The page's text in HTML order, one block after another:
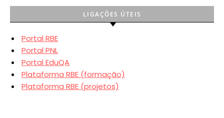
LIGAÇÕES ÚTEIS
Portal RBE
Portal PNL
Portal EduQA
Plataforma RBE (formação)
Plataforma RBE (projetos)